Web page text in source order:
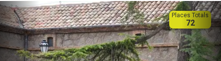
Places Totals
72